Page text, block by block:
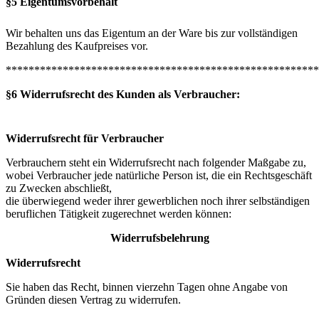
Wir behalten uns das Eigentum an der Ware bis zur vollständigen
Bezahlung des Kaufpreises vor.
§6 Widerrufsrecht des Kunden als Verbraucher:
Widerrufsrecht für Verbraucher
Verbrauchern steht ein Widerrufsrecht nach folgender Maßgabe zu,
wobei Verbraucher jede natürliche Person ist, die ein Rechtsgeschäft
zu Zwecken abschließt,
die überwiegend weder ihrer gewerblichen noch ihrer selbständigen
beruflichen Tätigkeit zugerechnet werden können:
Widerrufsbelehrung
Widerrufsrecht
Sie haben das Recht, binnen vierzehn Tagen ohne Angabe von
Gründen diesen Vertrag zu widerrufen.